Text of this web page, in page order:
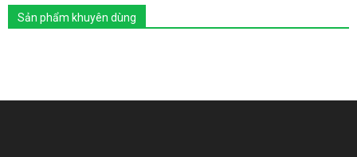
Sản phẩm khuyên dùng